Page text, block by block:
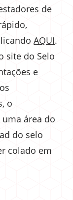
de
AQUI.
site do Selo
e
o
área do
do selo
colado em